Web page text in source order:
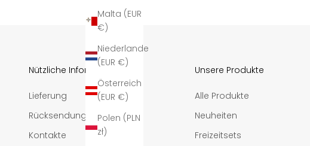
Malta (EUR
€)
Niederlande
(EUR €)
Österreich
(EUR €)
Polen (PLN
zł)
Nützliche Informationen
Lieferung
Rücksendungen
Kontakte
Unsere Produkte
Alle Produkte
Neuheiten
Freizeitsets